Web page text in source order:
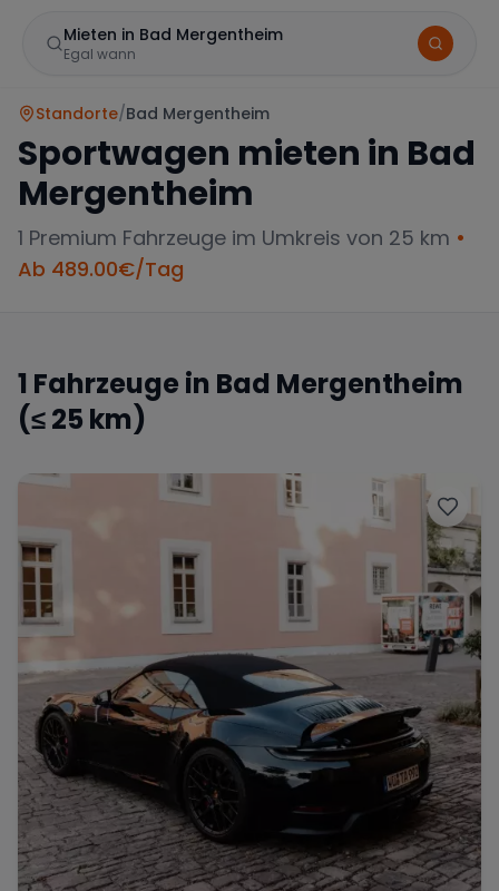
Mieten in Bad Mergentheim
Egal wann
Mercedes
Ferrari
Jaguar
Chevrolet Dodge
Bentley Rolls Royce Aston Martin
Zeitraum wählen
Standorte/Bad Mergentheim
Sportwagen mieten in Bad
Mergentheim
1 Premium Fahrzeuge im Umkreis von 25 km •
Ab 489.00€/Tag
1 Fahrzeuge in Bad Mergentheim
(≤ 25 km)